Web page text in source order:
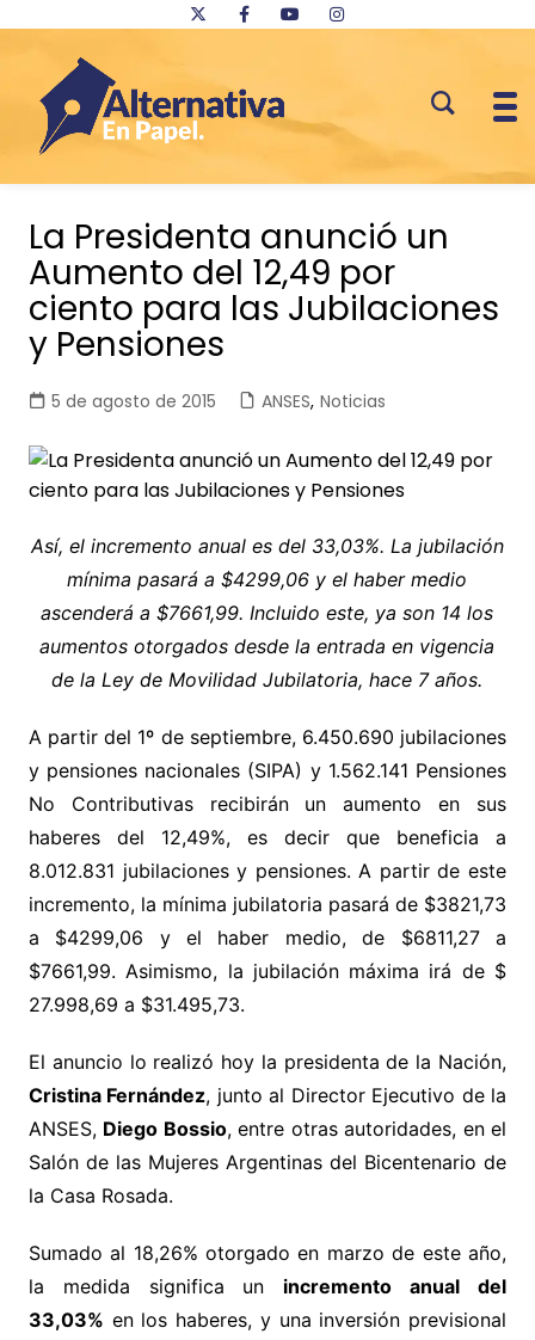
contenido
La Presidenta anunció un
Aumento del 12,49 por
ciento para las Jubilaciones
y Pensiones
5 de agosto de 2015 ANSES, Noticias
Así, el incremento anual es del 33,03%. La jubilación
mínima pasará a $4299,06 y el haber medio
ascenderá a $7661,99. Incluido este, ya son 14 los
aumentos otorgados desde la entrada en vigencia
de la Ley de Movilidad Jubilatoria, hace 7 años.
A partir del 1º de septiembre, 6.450.690 jubilaciones
y pensiones nacionales (SIPA) y 1.562.141 Pensiones
No Contributivas recibirán un aumento en sus
haberes del 12,49%, es decir que beneficia a
8.012.831 jubilaciones y pensiones. A partir de este
incremento, la mínima jubilatoria pasará de $3821,73
a $4299,06 y el haber medio, de $6811,27 a
$7661,99. Asimismo, la jubilación máxima irá de $
27.998,69 a $31.495,73.
El anuncio lo realizó hoy la presidenta de la Nación,
Cristina Fernández, junto al Director Ejecutivo de la
ANSES, Diego Bossio, entre otras autoridades, en el
Salón de las Mujeres Argentinas del Bicentenario de
la Casa Rosada.
Sumado al 18,26% otorgado en marzo de este año,
la medida significa un incremento anual del
33,03% en los haberes, y una inversión previsional